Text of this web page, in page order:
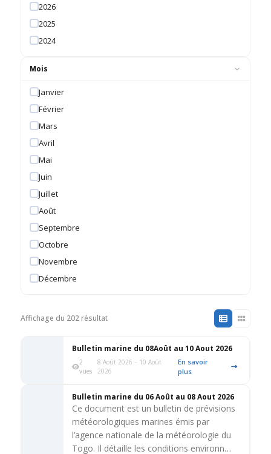
2026
2025
2024
Mois
Janvier
Février
Mars
Avril
Mai
Juin
Juillet
Août
Septembre
Octobre
Novembre
Décembre
Affichage du 202 résultat
Bulletin marine du 08Août au 10 Aout 2026
2
vues
8 Août 2026 – 10 Août
2026
En savoir
plus
Bulletin marine du 06 Août au 08 Aout 2026
Ce document est un bulletin de prévisions
météorologiques marines émis par
l’agence nationale de la météorologie du
Togo. Il détaille les conditions environn…